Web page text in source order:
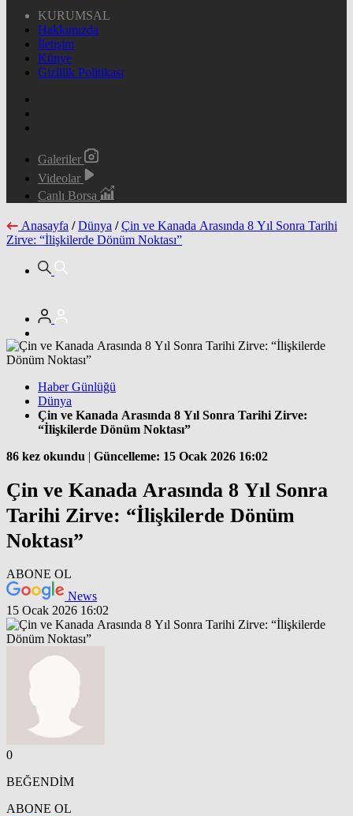
KURUMSAL
Hakkımızda
İletişim
Künye
Gizlilik Politikası
Galeriler
Videolar
Canlı Borsa
Anasayfa / Dünya / Çin ve Kanada Arasında 8 Yıl Sonra Tarihi
Zirve: “İlişkilerde Dönüm Noktası”
Haber Günlüğü
Dünya
Çin ve Kanada Arasında 8 Yıl Sonra Tarihi Zirve:
“İlişkilerde Dönüm Noktası”
86 kez okundu | Güncelleme: 15 Ocak 2026 16:02
Çin ve Kanada Arasında 8 Yıl Sonra
Tarihi Zirve: “İlişkilerde Dönüm
Noktası”
ABONE OL
News
15 Ocak 2026 16:02
0
BEĞENDİM
ABONE OL